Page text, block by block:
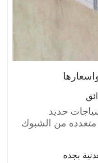
حديد
متعدده من الشبوك
بجده